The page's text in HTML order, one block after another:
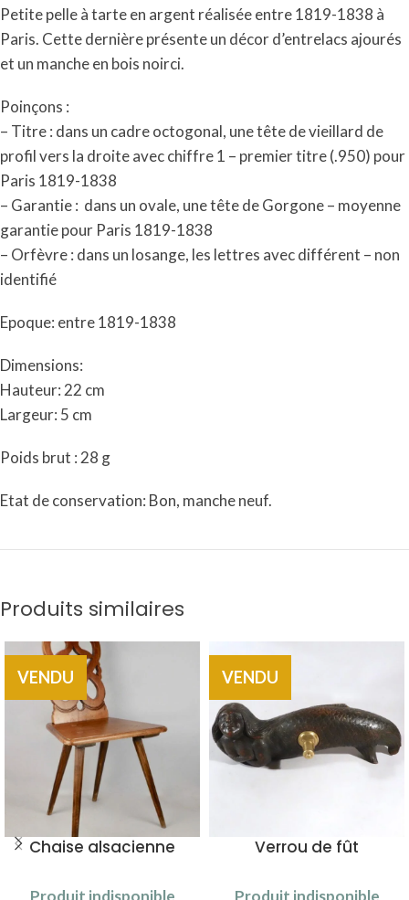
Petite pelle à tarte en argent réalisée entre 1819-1838 à
Paris. Cette dernière présente un décor d’entrelacs ajourés
et un manche en bois noirci.
Poinçons :
– Titre : dans un cadre octogonal, une tête de vieillard de
profil vers la droite avec chiffre 1 – premier titre (.950) pour
Paris 1819-1838
– Garantie : dans un ovale, une tête de Gorgone – moyenne
garantie pour Paris 1819-1838
– Orfèvre : dans un losange, les lettres avec différent – non
identifié
Epoque: entre 1819-1838
Dimensions:
Hauteur: 22 cm
Largeur: 5 cm
Poids brut : 28 g
Etat de conservation: Bon, manche neuf.
Produits similaires
VENDU
Chaise alsacienne
Produit indisponible
VENDU
Verrou de fût
Produit indisponible